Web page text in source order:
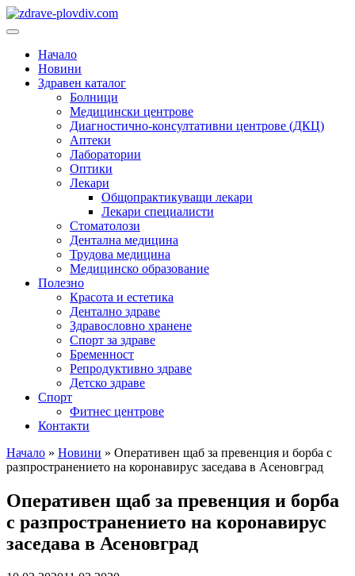
Преминете
към
Основно
Начало
Новини
Здравен каталог
Болници
Медицински центрове
Диагностично-консултативни центрове (ДКЦ)
Аптеки
Лаборатории
Оптики
Лекари
Общопрактикуващи лекари
Лекари специалисти
Стоматолози
Дентална медицина
Трудова медицина
Медицинско образование
Полезно
Красота и естетика
Дентално здраве
Здравословно хранене
Спорт за здраве
Бременност
Репродуктивно здраве
Детско здраве
Спорт
Фитнес центрове
Контакти
Начало » Новини » Оперативен щаб за превенция и борба с
разпространението на коронавирус заседава в Асеновград
Оперативен щаб за превенция и борба
с разпространението на коронавирус
заседава в Асеновград